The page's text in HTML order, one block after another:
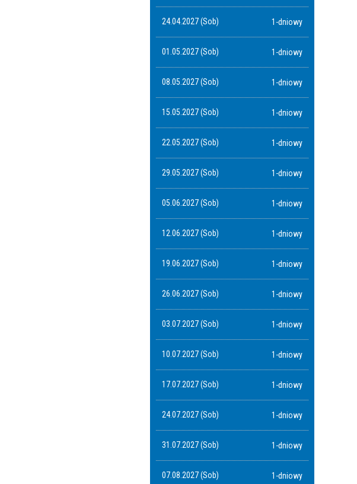
24.04.2027 (Sob) 1-dniowy
01.05.2027 (Sob) 1-dniowy
08.05.2027 (Sob) 1-dniowy
15.05.2027 (Sob) 1-dniowy
22.05.2027 (Sob) 1-dniowy
29.05.2027 (Sob) 1-dniowy
05.06.2027 (Sob) 1-dniowy
12.06.2027 (Sob) 1-dniowy
19.06.2027 (Sob) 1-dniowy
26.06.2027 (Sob) 1-dniowy
03.07.2027 (Sob) 1-dniowy
10.07.2027 (Sob) 1-dniowy
17.07.2027 (Sob) 1-dniowy
24.07.2027 (Sob) 1-dniowy
31.07.2027 (Sob) 1-dniowy
07.08.2027 (Sob) 1-dniowy